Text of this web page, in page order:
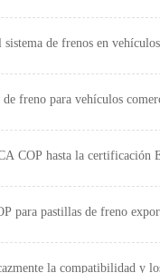
de frenos en
industrial
freno para vehículos
de certificaciones de los
COP hasta la certificación
de certificación de kits de
para pastillas de freno
comunes y
la compatibilidad y